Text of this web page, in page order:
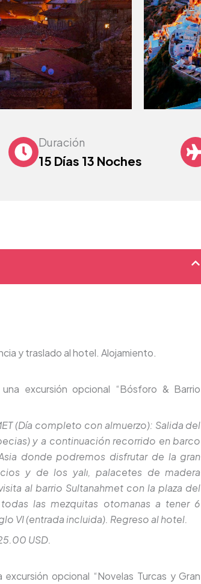
Duración
15 Días 13 Noches
y traslado al hotel. Alojamiento.
excursión opcional “Bósforo & Barrio
(Día completo con almuerzo): Salida del
y a continuación recorrido en barco
donde podremos disfrutar de la gran
y de los yalı, palacetes de madera
al barrio Sultanahmet con la plaza del
las mezquitas otomanas a tener 6
VI (entrada incluida). Regreso al hotel.
USD.
opcional “Novelas Turcas y Gran